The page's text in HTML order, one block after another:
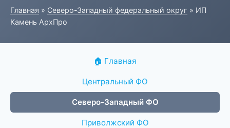
Главная » Северо-Западный федеральный округ » ИП
Камень АрхПро
🏠 Главная
Центральный ФО
Северо-Западный ФО
Приволжский ФО